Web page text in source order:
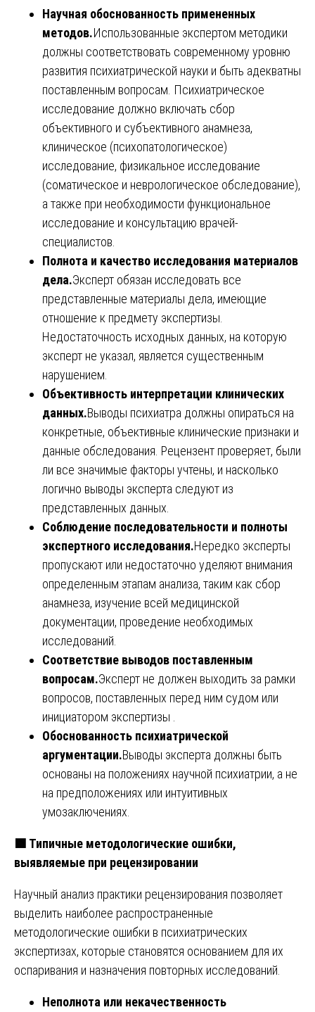
Научная обоснованность примененных
методов.Использованные экспертом методики
должны соответствовать современному уровню
развития психиатрической науки и быть адекватны
поставленным вопросам. Психиатрическое
исследование должно включать сбор
объективного и субъективного анамнеза,
клиническое (психопатологическое)
исследование, физикальное исследование
(соматическое и неврологическое обследование),
а также при необходимости функциональное
исследование и консультацию врачей-
специалистов.
Полнота и качество исследования материалов
дела.Эксперт обязан исследовать все
представленные материалы дела, имеющие
отношение к предмету экспертизы.
Недостаточность исходных данных, на которую
эксперт не указал, является существенным
нарушением.
Объективность интерпретации клинических
данных.Выводы психиатра должны опираться на
конкретные, объективные клинические признаки и
данные обследования. Рецензент проверяет, были
ли все значимые факторы учтены, и насколько
логично выводы эксперта следуют из
представленных данных.
Соблюдение последовательности и полноты
экспертного исследования.Нередко эксперты
пропускают или недостаточно уделяют внимания
определенным этапам анализа, таким как сбор
анамнеза, изучение всей медицинской
документации, проведение необходимых
исследований.
Соответствие выводов поставленным
вопросам.Эксперт не должен выходить за рамки
вопросов, поставленных перед ним судом или
инициатором экспертизы .
Обоснованность психиатрической
аргументации.Выводы эксперта должны быть
основаны на положениях научной психиатрии, а не
на предположениях или интуитивных
умозаключениях.
🟩 Типичные методологические ошибки,
выявляемые при рецензировании
Научный анализ практики рецензирования позволяет
выделить наиболее распространенные
методологические ошибки в психиатрических
экспертизах, которые становятся основанием для их
оспаривания и назначения повторных исследований.
Неполнота или некачественность